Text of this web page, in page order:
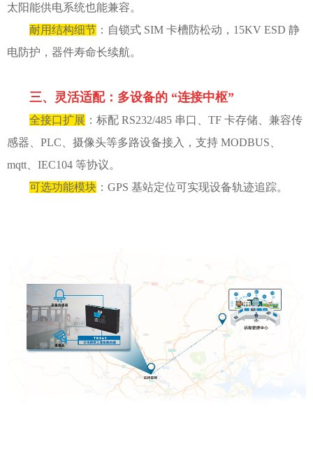
太阳能供电系统也能兼容。
耐用结构细节 ：自锁式 SIM 卡槽防松动，15KV ESD 静
电防护，器件寿命长续航。
三、灵活适配：多设备的 “连接中枢”
全接口扩展 ：标配 RS232/485 串口、TF 卡存储、兼容传
感器、PLC、摄像头等多路设备接入，支持 MODBUS、
mqtt、IEC104 等协议。
可选功能模块 ：GPS 基站定位可实现设备轨迹追踪。